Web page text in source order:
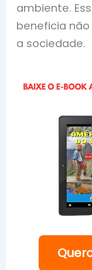
ambiente.
beneficia
a sociedade.